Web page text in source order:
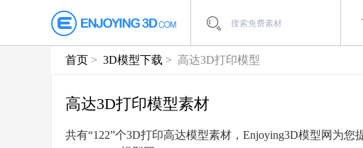
首页 3D模型下载 高达3D打印模型
高达3D打印模型素材
共有“122”个3D打印高达模型素材，Enjoying3D模型网为